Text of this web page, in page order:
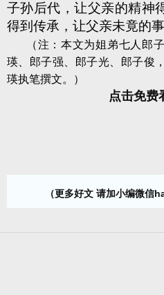
子孙后代，让父亲的精神
得到传承，让父亲未竟的事
（注：本文为姐弟七人郎
瑛、郎子强、郎子光、郎子俊
瑛执笔撰文。）
点击免费
（更多好文 请加小编微信